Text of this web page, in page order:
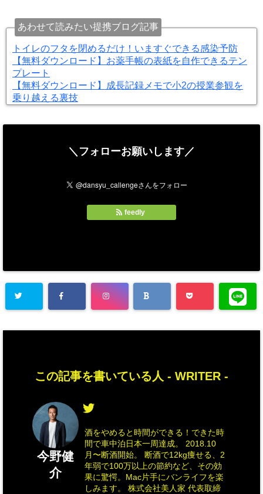
あわせて読みたい提携ブログ記事
トイレのフタを閉めるだけ！いますぐできる感染予防
【無料ダウンロード】お薬手帳の表紙を自作できるテン
プレート
【無料ダウンロード】成長記録メモで小2の授業参観を
乗り越える裏技
＼フォローお願いします／
feedly
この記事を書いている人 - WRITER -
今野健
介
酒をやめると時間ができる！できた時
間で車中泊日本一周達成。 2018.10
月〜断酒開始。 断酒で12kg痩せる、2
年弱で100万以上の節約など、その効
果に驚愕。Mac片手にバンライフを楽
しみます。 株式会社美人家 代表取締